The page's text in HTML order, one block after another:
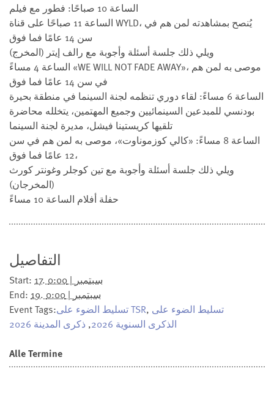
الساعة 10 صباحًا: فطور مع فيلم
الساعة 11 صباحًا على قناة WYLD، يُنصح بمشاهدته لمن هم في
سن 14 عامًا فما فوق
ويلي ذلك جلسة أسئلة وأجوبة مع رالف إيتر (المخرج)
الساعة 4 مساءً «WE WILL NOT FADE AWAY»، موصى به لمن هم
في سن 14 عامًا فما فوق
الساعة 6 مساءً: لقاء دوري تنظمه لجنة السينما في منطقة بحيرة
بودنسي للمبدعين السينمائيين وجميع المهتمين، يتخلله محاضرة
تلقيها كريستينا فيشل، مديرة لجنة السينما
الساعة 8 مساءً: «كالي كوزموناوت»، موصى به لمن هم في سن
12 عامًا فما فوق،
ويلي ذلك جلسة أسئلة وأجوبة مع تين كوجلر وغونتر كورث
(المخرجان)
حفلة أفلام الساعة 10 مساءً
التفاصيل
Start:
17. سبتمبر | 0:00
End:
19. سبتمبر | 0:00
Event Tags:
تسليط الضوء على TSR, تسليط الضوء على
الذكرى السنوية 2026
, ذكرى المدينة 2026
Alle Termine